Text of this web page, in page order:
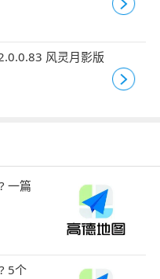
风灵月影版
一篇
5个